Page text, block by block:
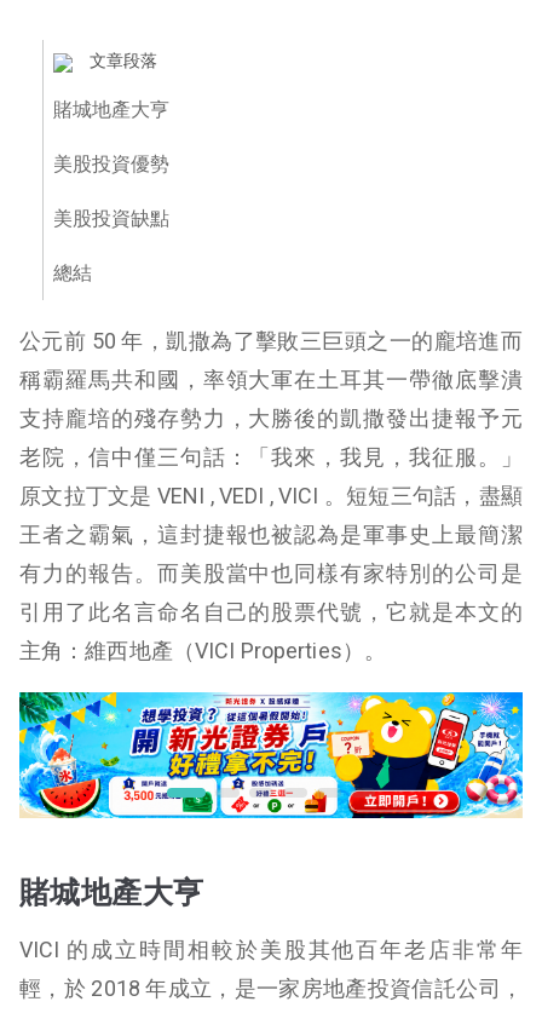
文章段落
賭城地產大亨
美股投資優勢
美股投資缺點
總結
公元前 50 年，凱撒為了擊敗三巨頭之一的龐培進而
稱霸羅馬共和國，率領大軍在土耳其一帶徹底擊潰
支持龐培的殘存勢力，大勝後的凱撒發出捷報予元
老院，信中僅三句話：「我來，我見，我征服。」
原文拉丁文是 VENI , VEDI , VICI 。短短三句話，盡顯
王者之霸氣，這封捷報也被認為是軍事史上最簡潔
有力的報告。而美股當中也同樣有家特別的公司是
引用了此名言命名自己的股票代號，它就是本文的
主角：維西地產（VICI Properties）。
賭城地產大亨
VICI 的成立時間相較於美股其他百年老店非常年
輕，於 2018 年成立，是一家房地產投資信託公司，